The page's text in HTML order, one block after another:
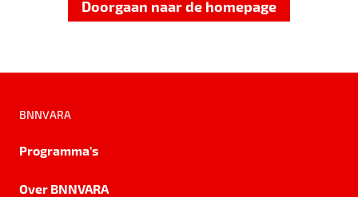
Doorgaan naar de homepage
BNNVARA
Programma's
Over BNNVARA